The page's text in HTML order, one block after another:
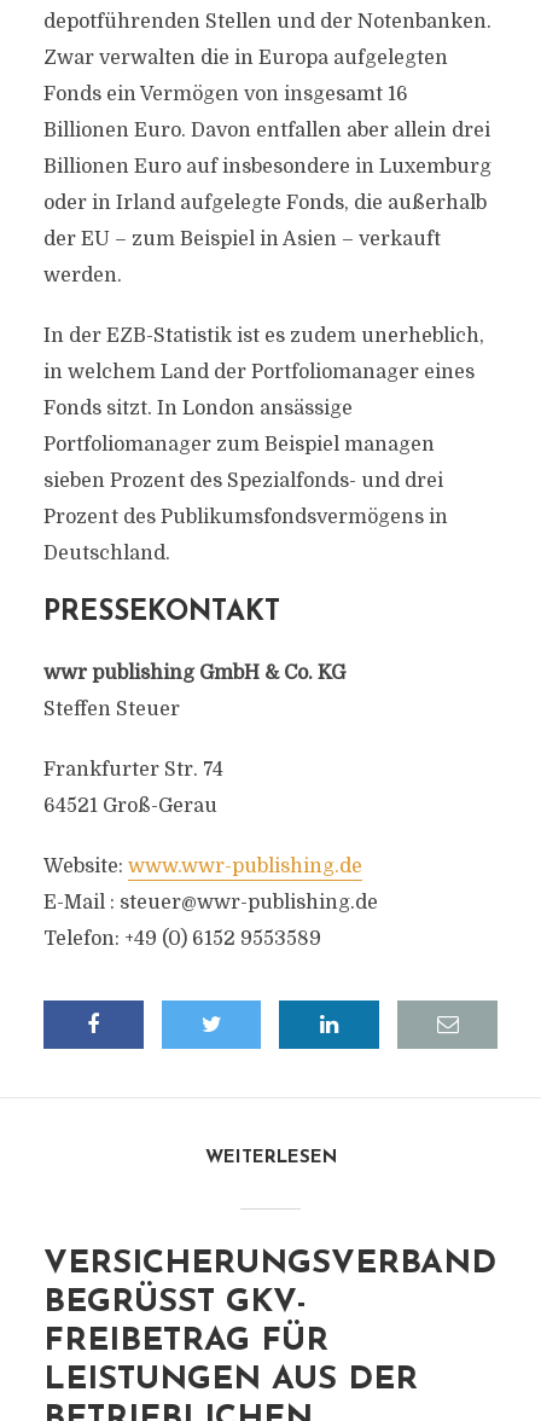
depotführenden Stellen und der Notenbanken.
Zwar verwalten die in Europa aufgelegten
Fonds ein Vermögen von insgesamt 16
Billionen Euro. Davon entfallen aber allein drei
Billionen Euro auf insbesondere in Luxemburg
oder in Irland aufgelegte Fonds, die außerhalb
der EU – zum Beispiel in Asien – verkauft
werden.
In der EZB-Statistik ist es zudem unerheblich,
in welchem Land der Portfoliomanager eines
Fonds sitzt. In London ansässige
Portfoliomanager zum Beispiel managen
sieben Prozent des Spezialfonds- und drei
Prozent des Publikumsfondsvermögens in
Deutschland.
PRESSEKONTAKT
wwr publishing GmbH & Co. KG
Steffen Steuer
Frankfurter Str. 74
64521 Groß-Gerau
Website: www.wwr-publishing.de
E-Mail : steuer@wwr-publishing.de
Telefon: +49 (0) 6152 9553589
WEITERLESEN
VERSICHERUNGSVERBAND
BEGRÜSST GKV-F
REIBETRAG FÜR L
EISTUNGEN AUS DER B